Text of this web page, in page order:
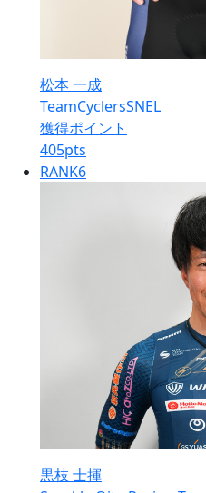
松本 一成
TeamCyclersSNEL
獲得ポイント
405pts
RANK6
黒枝 士揮